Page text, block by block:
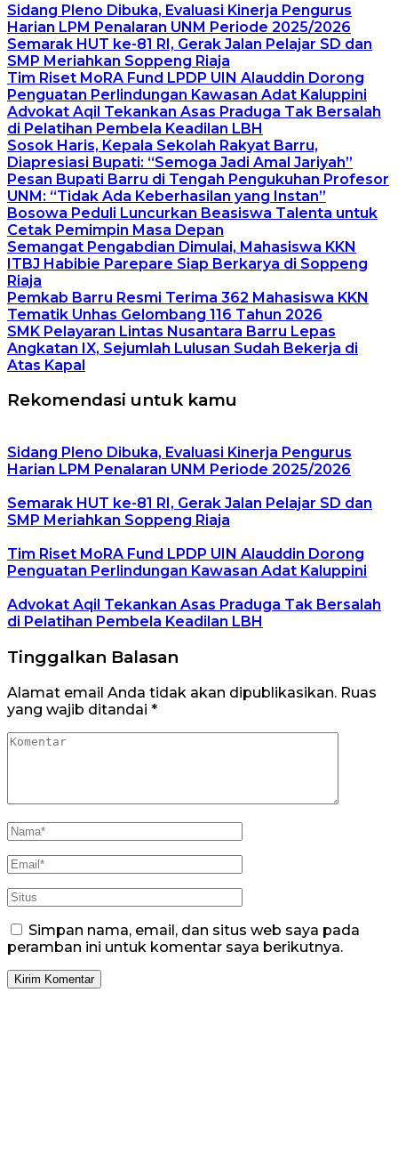
Sidang Pleno Dibuka, Evaluasi Kinerja Pengurus
Harian LPM Penalaran UNM Periode 2025/2026
Semarak HUT ke-81 RI, Gerak Jalan Pelajar SD dan
SMP Meriahkan Soppeng Riaja
Tim Riset MoRA Fund LPDP UIN Alauddin Dorong
Penguatan Perlindungan Kawasan Adat Kaluppini
Advokat Aqil Tekankan Asas Praduga Tak Bersalah
di Pelatihan Pembela Keadilan LBH
Sosok Haris, Kepala Sekolah Rakyat Barru,
Diapresiasi Bupati: “Semoga Jadi Amal Jariyah”
Pesan Bupati Barru di Tengah Pengukuhan Profesor
UNM: “Tidak Ada Keberhasilan yang Instan”
Bosowa Peduli Luncurkan Beasiswa Talenta untuk
Cetak Pemimpin Masa Depan
Semangat Pengabdian Dimulai, Mahasiswa KKN
ITBJ Habibie Parepare Siap Berkarya di Soppeng
Riaja
Pemkab Barru Resmi Terima 362 Mahasiswa KKN
Tematik Unhas Gelombang 116 Tahun 2026
SMK Pelayaran Lintas Nusantara Barru Lepas
Angkatan IX, Sejumlah Lulusan Sudah Bekerja di
Atas Kapal
Rekomendasi untuk kamu
Sidang Pleno Dibuka, Evaluasi Kinerja Pengurus
Harian LPM Penalaran UNM Periode 2025/2026
Semarak HUT ke-81 RI, Gerak Jalan Pelajar SD dan
SMP Meriahkan Soppeng Riaja
Tim Riset MoRA Fund LPDP UIN Alauddin Dorong
Penguatan Perlindungan Kawasan Adat Kaluppini
Advokat Aqil Tekankan Asas Praduga Tak Bersalah
di Pelatihan Pembela Keadilan LBH
Tinggalkan Balasan
Alamat email Anda tidak akan dipublikasikan. Ruas
yang wajib ditandai *
Simpan nama, email, dan situs web saya pada
peramban ini untuk komentar saya berikutnya.